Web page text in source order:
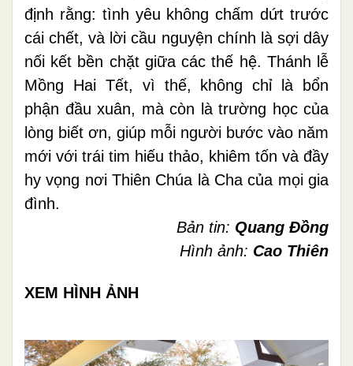
định rằng: tình yêu không chấm dứt trước
cái chết, và lời cầu nguyện chính là sợi dây
nối kết bền chặt giữa các thế hệ. Thánh lễ
Mồng Hai Tết, vì thế, không chỉ là bổn
phận đầu xuân, mà còn là trường học của
lòng biết ơn, giúp mỗi người bước vào năm
mới với trái tim hiếu thảo, khiêm tốn và đầy
hy vọng nơi Thiên Chúa là Cha của mọi gia
đình.
Bản tin: Quang Đồng
Hình ảnh: Cao Thiên
XEM HÌNH ẢNH